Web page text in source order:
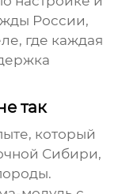
России,
где каждая
так
который
Сибири,